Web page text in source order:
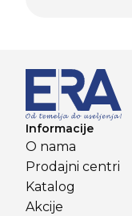
Informacije
O nama
Prodajni centri
Katalog
Akcije